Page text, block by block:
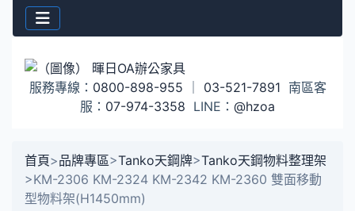
服務專線： 0800-898-955 03-521-7891 南區客
服： 07-974-3358 LINE： @hzoa
首頁>品牌專區>Tanko天鋼牌>Tanko天鋼物料整理架
>KM-2306 KM-2324 KM-2342 KM-2360 雙面移動
型物料架(H1450mm)